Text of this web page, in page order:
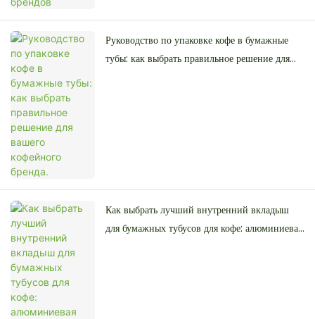
Руководство по упаковке кофе в бумажные
тубы: как выбрать правильное решение для
Как выбрать лучший внутренний вкладыш
для бумажных тубусов для кофе: алюминиевая